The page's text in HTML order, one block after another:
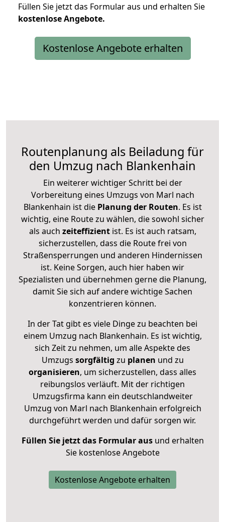
Füllen Sie jetzt das Formular aus und erhalten Sie
kostenloseAngebote.
Kostenlose Angebote erhalten
Routenplanung als Beiladung für
den Umzug nach Blankenhain
Ein weiterer wichtiger Schritt bei der
Vorbereitung eines Umzugs von Marl nach
Blankenhain ist diePlanung der Routen. Es ist
wichtig, eine Route zu wählen, die sowohl sicher
als auch zeiteffizientist. Es ist auch ratsam,
sicherzustellen, dass die Route frei von
Straßensperrungen und anderen Hindernissen
ist. Keine Sorgen, auch hier haben wir
Spezialisten und übernehmen gerne die Planung,
damit Sie sich auf andere wichtige Sachen
konzentrieren können.
In der Tat gibt es viele Dinge zu beachten bei
einem Umzug nach Blankenhain. Es ist wichtig,
sich Zeit zu nehmen, um alle Aspekte des
Umzugs sorgfältig zu planen und zu
organisieren, um sicherzustellen, dass alles
reibungslos verläuft. Mit der richtigen
Umzugsfirma kann ein deutschlandweiter
Umzug von Marl nach Blankenhain erfolgreich
durchgeführt werden und dafür sorgen wir.
Füllen Sie jetzt das Formular ausund erhalten
Sie kostenlose Angebote
Kostenlose Angebote erhalten